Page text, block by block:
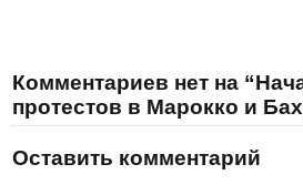
Комментариев нет на
протестов в Марокко и
Оставить комментарий